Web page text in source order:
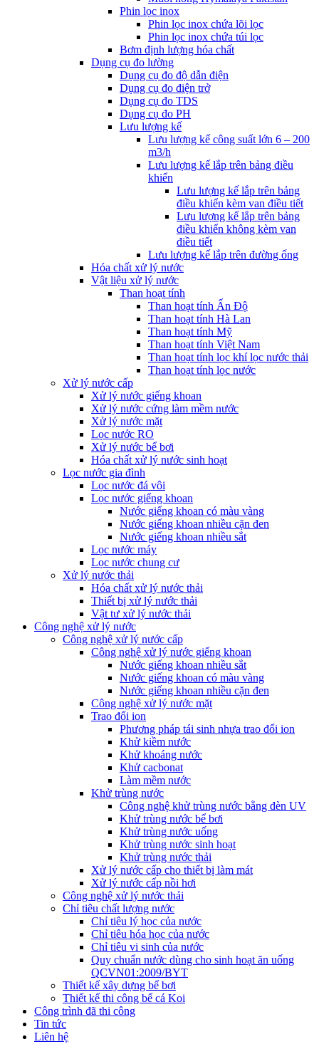
Phin lọc inox
Phin lọc inox chứa lõi lọc
Phin lọc inox chứa túi lọc
Bơm định lượng hóa chất
Dụng cụ đo lường
Dụng cụ đo độ dẫn điện
Dụng cụ đo điện trở
Dụng cụ đo TDS
Dụng cụ đo PH
Lưu lượng kế
Lưu lượng kế công suất lớn 6 – 200
m3/h
Lưu lượng kế lắp trên bảng điều
khiển
Lưu lượng kế lắp trên bảng
điều khiển kèm van điều tiết
Lưu lượng kế lắp trên bảng
điều khiển không kèm van
điều tiết
Lưu lượng kế lắp trên đường ống
Hóa chất xử lý nước
Vật liệu xử lý nước
Than hoạt tính
Than hoạt tính Ấn Độ
Than hoạt tính Hà Lan
Than hoạt tính Mỹ
Than hoạt tính Việt Nam
Than hoạt tính lọc khí lọc nước thải
Than hoạt tính lọc nước
Xử lý nước cấp
Xử lý nước giếng khoan
Xử lý nước cứng làm mềm nước
Xử lý nước mặt
Lọc nước RO
Xử lý nước bể bơi
Hóa chất xử lý nước sinh hoạt
Lọc nước gia đình
Lọc nước đá vôi
Lọc nước giếng khoan
Nước giếng khoan có màu vàng
Nước giếng khoan nhiều cặn đen
Nước giếng khoan nhiều sắt
Lọc nước máy
Lọc nước chung cư
Xử lý nước thải
Hóa chất xử lý nước thải
Thiết bị xử lý nước thải
Vật tư xử lý nước thải
Công nghệ xử lý nước
Công nghệ xử lý nước cấp
Công nghệ xử lý nước giếng khoan
Nước giếng khoan nhiều sắt
Nước giếng khoan có màu vàng
Nước giếng khoan nhiều cặn đen
Công nghệ xử lý nước mặt
Trao đổi ion
Phương pháp tái sinh nhựa trao đổi ion
Khử kiềm nước
Khử khoáng nước
Khử cacbonat
Làm mềm nước
Khử trùng nước
Công nghệ khử trùng nước bằng đèn UV
Khử trùng nước bể bơi
Khử trùng nước uống
Khử trùng nước sinh hoạt
Khử trùng nước thải
Xử lý nước cấp cho thiết bị làm mát
Xử lý nước cấp nồi hơi
Công nghệ xử lý nước thải
Chỉ tiêu chất lượng nước
Chỉ tiêu lý học của nước
Chỉ tiêu hóa học của nước
Chỉ tiêu vi sinh của nước
Quy chuẩn nước dùng cho sinh hoạt ăn uống
QCVN01:2009/BYT
Thiết kế xây dựng bể bơi
Thiết kế thi công bể cá Koi
Công trình đã thi công
Tin tức
Liên hệ